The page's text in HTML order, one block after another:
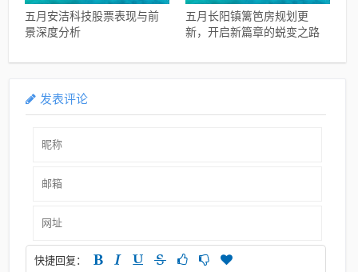
五月安洁科技股票表现与前
景深度分析
五月长阳镇篱笆房规划更
新，开启新篇章的蜕变之路
发表评论
快捷回复：